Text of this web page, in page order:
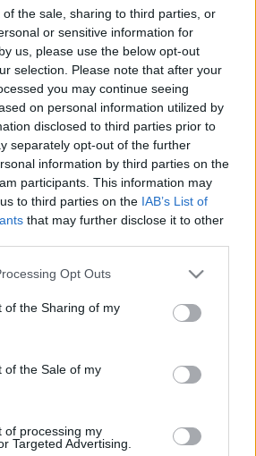
the sale, sharing to third parties, or
or sensitive information for
us, please use the below opt-out
selection. Please note that after your
you may continue seeing
on personal information utilized by
disclosed to third parties prior to
separately opt-out of the further
information by third parties on the
participants. This information may
to third parties on the IAB’s List of
that may further disclose it to other
app uses one or more Google
or usage behaviour. You may click to
to Google and its third-party tags to
specified purposes in below Google
Opt Outs
of the Sharing of my
of the Sale of my
of processing my
Targeted Advertising.
és boldogan nézné végig
rendezését, örömmel
nagyszerű dalait.”
készült kiadványon a
a Molnár Ferenc legendás
Bokaként Wunderlich Józseftől
a Grund!”, Nemecsekként
nagy füvészkerti fürdése után
énekel, Áts Feriként pedig
a vörös inget.